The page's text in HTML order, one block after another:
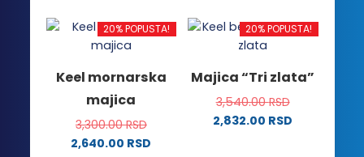
ima
više
Opcije
mogu
biti
izabrane
ima
više
Opcije
mogu
biti
20% POPUSTA!
Keel mornarska
majica
3,300.00RSD
2,640.00 RSD
20% POPUSTA!
Majica “Tri zlata”
3,540.00RSD
2,832.00 RSD